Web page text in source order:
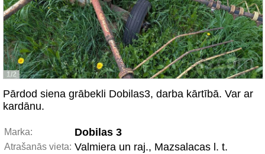
1/2
Pārdod siena grābekli Dobilas3, darba kārtībā. Var ar
kardānu.
Marka: Dobilas 3
Atrašanās vieta: Valmiera un raj., Mazsalacas l. t.